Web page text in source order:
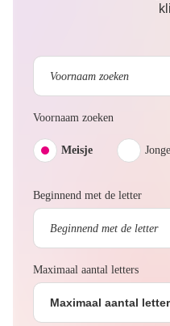
Voornaam zoeken
Meisje
Beginnend met de letter
Maximaal aantal letters
Maximaal aantal